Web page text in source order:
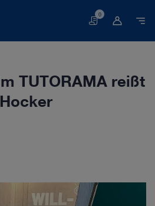
Warenkorb
0
TUTORAMA reißt